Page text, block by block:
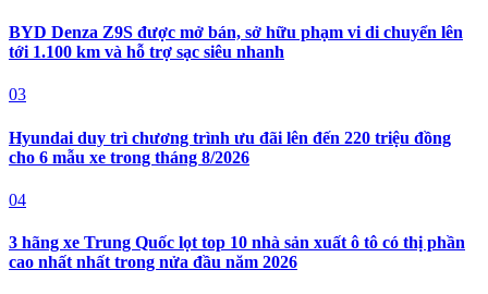
BYD Denza Z9S được mở bán, sở hữu phạm vi di chuyển lên
tới 1.100 km và hỗ trợ sạc siêu nhanh
03
Hyundai duy trì chương trình ưu đãi lên đến 220 triệu đồng
cho 6 mẫu xe trong tháng 8/2026
04
3 hãng xe Trung Quốc lọt top 10 nhà sản xuất ô tô có thị phần
cao nhất nhất trong nửa đầu năm 2026